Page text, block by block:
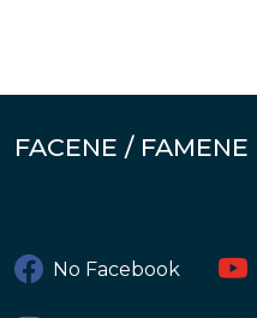
FACENE / FAMENE
No Facebook